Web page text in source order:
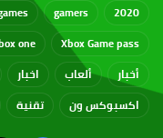
2020
gamers
Xbox Game pass
one
أخبار
ألعاب اخبار
اكسبوكس ون
تقنية